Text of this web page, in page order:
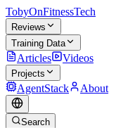
TobyOnFitnessTech
Reviews
Training Data
Articles Videos
Projects
AgentStack About
Search